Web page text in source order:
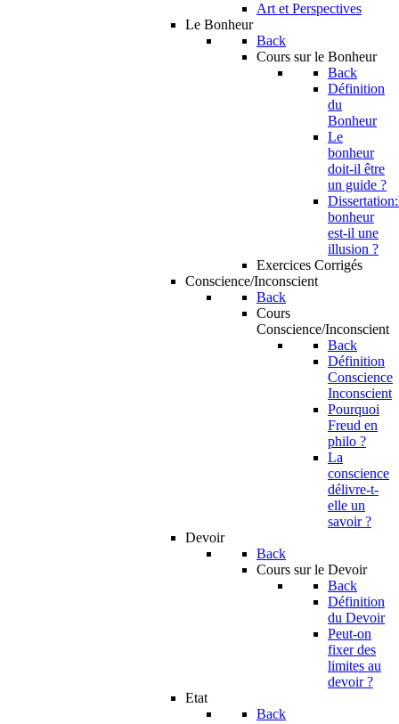
Art et Perspectives
Le Bonheur
Back
Cours sur le Bonheur
Back
Définition
du
Bonheur
Le
bonheur
doit-il être
un guide ?
bonheur
est-il une
illusion ?
Exercices Corrigés
Conscience/Inconscient
Back
Cours
Conscience/Inconscient
Back
Définition
Conscience
Inconscient
Pourquoi
Freud en
philo ?
La
conscience
délivre-t-
elle un
savoir ?
Devoir
Back
Cours sur le Devoir
Back
Définition
du Devoir
Peut-on
fixer des
limites au
devoir ?
Etat
Back